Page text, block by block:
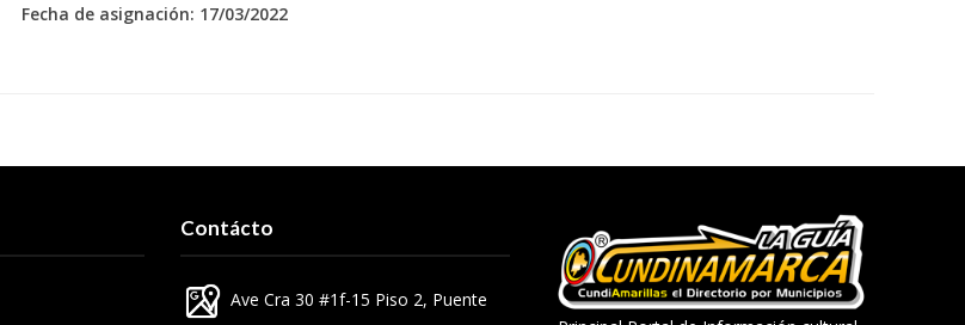
Fecha de asignación: 17/03/2022
Contácto
Ave Cra 30 #1f-15 Piso 2, Puente